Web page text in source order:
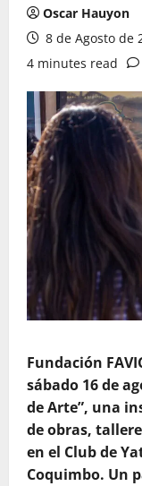
Oscar Hauyon
8 de Agosto de
4 minutes read
Fundación
sábado 16 de
de Arte”, una
de obras,
en el Club de
Coquimbo. Un